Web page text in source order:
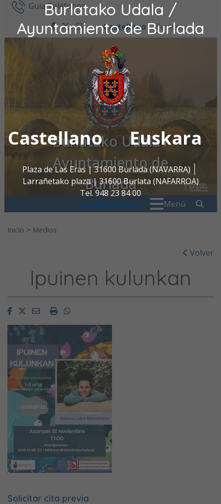
Burlatako Udala /
Ayuntamiento de Burlada
Castellano Euskara
Plaza de Las Eras | 31600 Burlada (NAVARRA)
Larrañetako plaza | 31600 Burlata (NAFARROA)
Tel. 948 23 84 00
oac@burlada.es
Ir al contenidoGuía Teléfonos
facebook
twitter
instagram
Castellano Euskara
Burlatako Udala /
Ayuntamiento de
Burlada
Menú
Inicio > Medios
Volver
Ipuinen kulunkan
FacebookTwitterEmailImprimirWhatsapp
Solicitar cita previa